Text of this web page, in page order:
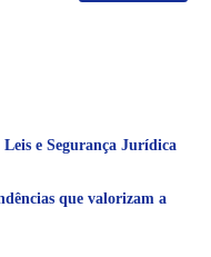
e Segurança Jurídica
que valorizam a